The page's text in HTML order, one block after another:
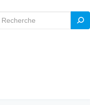
Rechercher